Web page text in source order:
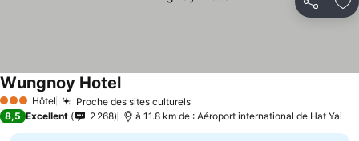
Partager
3 ÉtoilesHôtel Proche des sites culturels
Wungnoy Hotel
8,5 Excellent 2 268 à 11.8 km de : Aéroport international de Hat Yai